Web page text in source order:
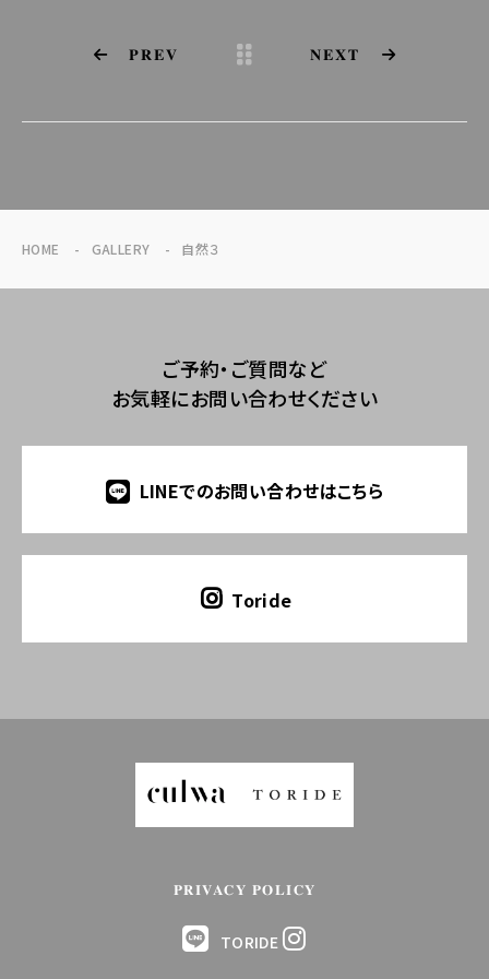
PREV NEXT
HOME GALLERY 自然３
ご予約・ご質問など
お気軽にお問い合わせください
LINEでのお問い合わせはこちら
Toride
PRIVACY POLICY
TORIDE